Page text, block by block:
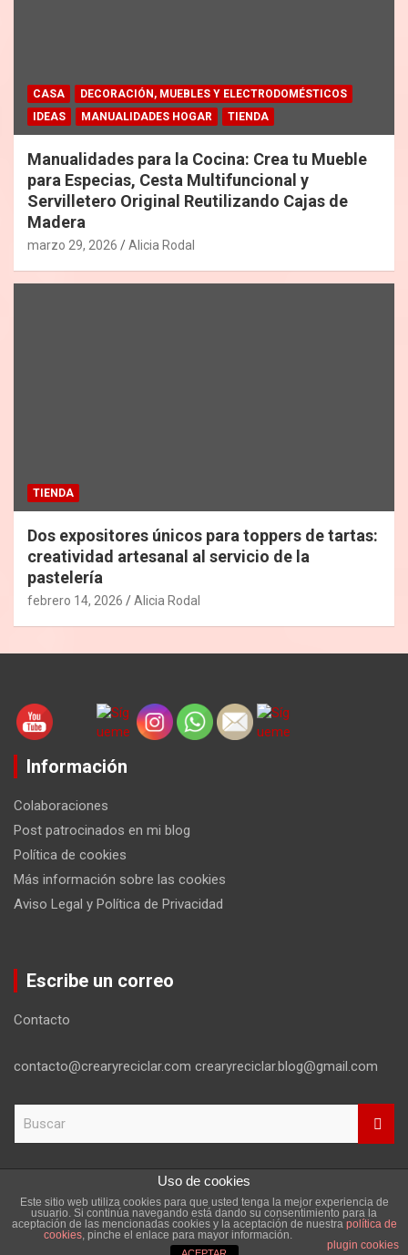
CASA
DECORACIÓN, MUEBLES Y ELECTRODOMÉSTICOS
IDEAS
MANUALIDADES HOGAR TIENDA
Manualidades para la Cocina: Crea tu Mueble
para Especias, Cesta Multifuncional y
Servilletero Original Reutilizando Cajas de
Madera
marzo 29, 2026 Alicia Rodal
TIENDA
Dos expositores únicos para toppers de tartas:
creatividad artesanal al servicio de la
pastelería
febrero 14, 2026 Alicia Rodal
Información
Colaboraciones
Post patrocinados en mi blog
Política de cookies
Más información sobre las cookies
Aviso Legal y Política de Privacidad
Escribe un correo
Contacto
contacto@crearyreciclar.com crearyreciclar.blog@gmail.com
c
Copyright ©2026
Aviso Legal y Política de Privacidad
Tema por:Theme Horse Funciona gracias a:
Uso de cookies
Este sitio web utiliza cookies para que usted tenga la mejor experiencia de
usuario. Si continúa navegando está dando su consentimiento para la
aceptación de las mencionadas cookies y la aceptación de nuestra política de
cookies, pinche el enlace para mayor información.
plugin cookies